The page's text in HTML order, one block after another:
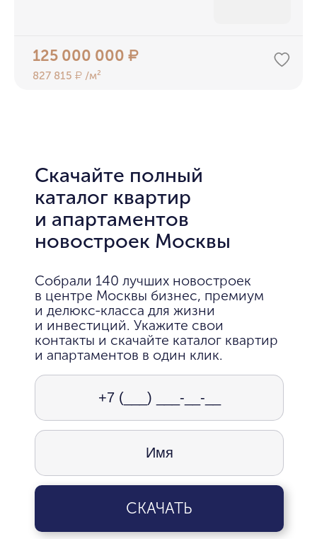
125 000 000₽
827 815₽ /м²
Скачайте полный
каталог квартир
и апартаментов
новостроек Москвы
Собрали 140 лучших новостроек
в центре Москвы бизнес, премиум
и делюкс-класса для жизни
и инвестиций. Укажите свои
контакты и скачайте каталог квартир
и апартаментов в один клик.
СКАЧАТЬ